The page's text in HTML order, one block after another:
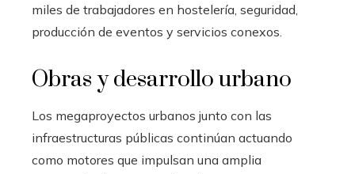
miles de trabajadores en hostelería, seguridad,
producción de eventos y servicios conexos.
Obras y desarrollo urbano
Los megaproyectos urbanos junto con las
infraestructuras públicas continúan actuando
como motores que impulsan una amplia